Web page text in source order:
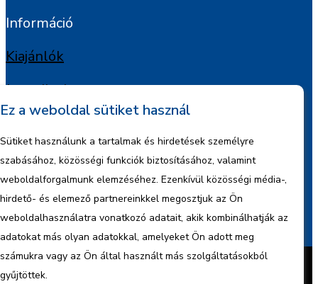
Információ
Kiajánlók
Jognyilatkozat
Adatkezelési tájékoztató
Céginformáció
Jelentések
Készítette:BonsAI HorizON Kft.
Minden jog fenntartva – 2026 © ENCO
Ez a weboldal sütiket használ
Sütiket használunk a tartalmak és hirdetések személyre
szabásához, közösségi funkciók biztosításához, valamint
weboldalforgalmunk elemzéséhez. Ezenkívül közösségi média-,
hirdető- és elemező partnereinkkel megosztjuk az Ön
weboldalhasználatra vonatkozó adatait, akik kombinálhatják az
adatokat más olyan adatokkal, amelyeket Ön adott meg
számukra vagy az Ön által használt más szolgáltatásokból
gyűjtöttek.